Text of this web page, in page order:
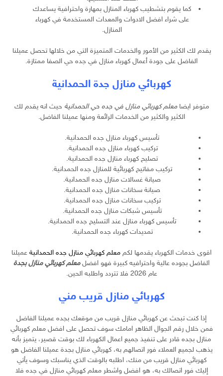
كما يقوم بتشطيب كهرباء المنازل بمهارة واحترافية يساعدك
على شراء افضل الادوات والمعدات المستخدمة في كهرباء
المنازل.
يقدم لك الكثير من الأمور والخدمات المتميزة التي من خلالها تحصل عميلنا
الفاضل على جودة أعمال كهرباء منازل في جده حي الصفا ممتازة.
كهربائي منازل جدة الحمدانية
متوفر ايضامعلم كهربائي منازل في جده حي الحمدانية حيث انه يقدم لك
الكثير والكثير من الخدمات الرائعة ومنها عميلنا الفاضل.
تأسيس كهرباء منازل جده الحمدانية.
تركيب كهرباء منازل جده الحمدانية.
تصليح كهرباء منازل جده الحمدانية.
تركيب مفاتيح كهربائية للمنازل جده الحمدانية.
صيانة غسالات منازل جده الحمدانية.
صيانة سخانات منازل جده الحمدانية.
تركيب سخانات منازل جده الحمدانية.
تأسيس شبكات منازل جده الحمدانية.
تأسيس كهرباء منازل عند التسليح جده الحمدانية.
تمديدات كهرباء جده الحمدانية.
اقوى خدمات الكهرباء يقدمها لكم معلم كهربائي منازل جده الحمدانية عميلنا
الفاضل بجوده عالية واحترافيه كبيرة فهو افضلمعلم كهربائي منازل بجدة
عام 2026 فلا تتردد واطلبه الحين.
كهربائي منازل قريب مني
إذا كنت تبحث عن كهربائي منازل قريب من موقعك بجده عميلنا الفاضل
فمن خلال رقم الجوال الظاهر امامك سوف تحصل على افضل معلم كهربائي
منازل بجده قادر على تنفيذ جميع اعمال الكهرباء لك بوقت قصير، يتميز بأنه
يذهب لجميع العملاء فور اتصالهم به، كهربائي منازل بجدة عميلنا الفاضل هو
كهربائي منازل قريب من منك، اطلبه بالوقت الذي يناسبك وسوف يأتي
إليك فور اتصالك به، هو افضل واشطر معلم كهربائي منازل في جده فلا